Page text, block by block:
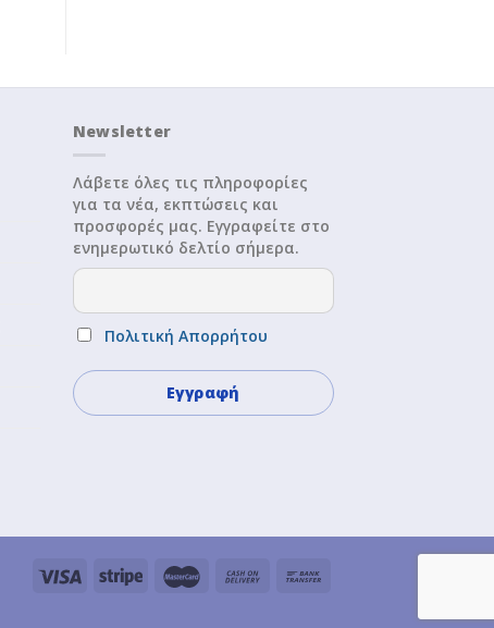
Newsletter
Λάβετε όλες τις πληροφορίες
για τα νέα, εκπτώσεις και
προσφορές μας. Εγγραφείτε στο
ενημερωτικό δελτίο σήμερα.
Πολιτική Απορρήτου